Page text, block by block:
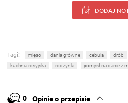
DODAJ
Tagi: mięso dania główne cebula drób
kuchnia rosyjska
rodzynki pomysł na danie z
0 Opinie o przepisie